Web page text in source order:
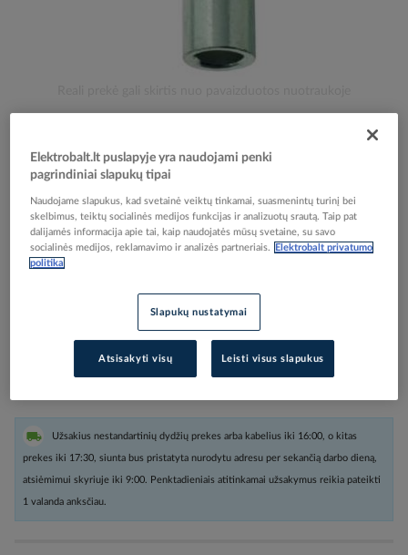
the
images
gallery
Vamzdelis presuojamas 50mm2 Cu balintas L-48mm
DIN 13600 PSV - PROTEC
Elektrobalt prekės kodas
089701
EAN kodas
4016705138241
Gamintojo prekės kodas
05103824
Užsakius nestandartinių dydžių prekes arba kabelius iki 16:00, o kitas
prekes iki 17:30, siunta bus pristatyta nurodytu adresu per sekančią darbo dieną,
atsiėmimui skyriuje iki 9:00. Penktadieniais atitinkamai užsakymus reikia pateikti
1 valanda anksčiau.
Elektrobalt.lt puslapyje yra naudojami penki
pagrindiniai slapukų tipai
Naudojame slapukus, kad svetainė veiktų tinkamai, suasmenintų turinį bei
skelbimus, teiktų socialinės medijos funkcijas ir analizuotų srautą. Taip pat
dalijamės informacija apie tai, kaip naudojatės mūsų svetaine, su savo
socialinės medijos, reklamavimo ir analizės partneriais.
Elektrobalt privatumo
politika
Slapukų nustatymai
Atsisakyti visų Leisti visus slapukus